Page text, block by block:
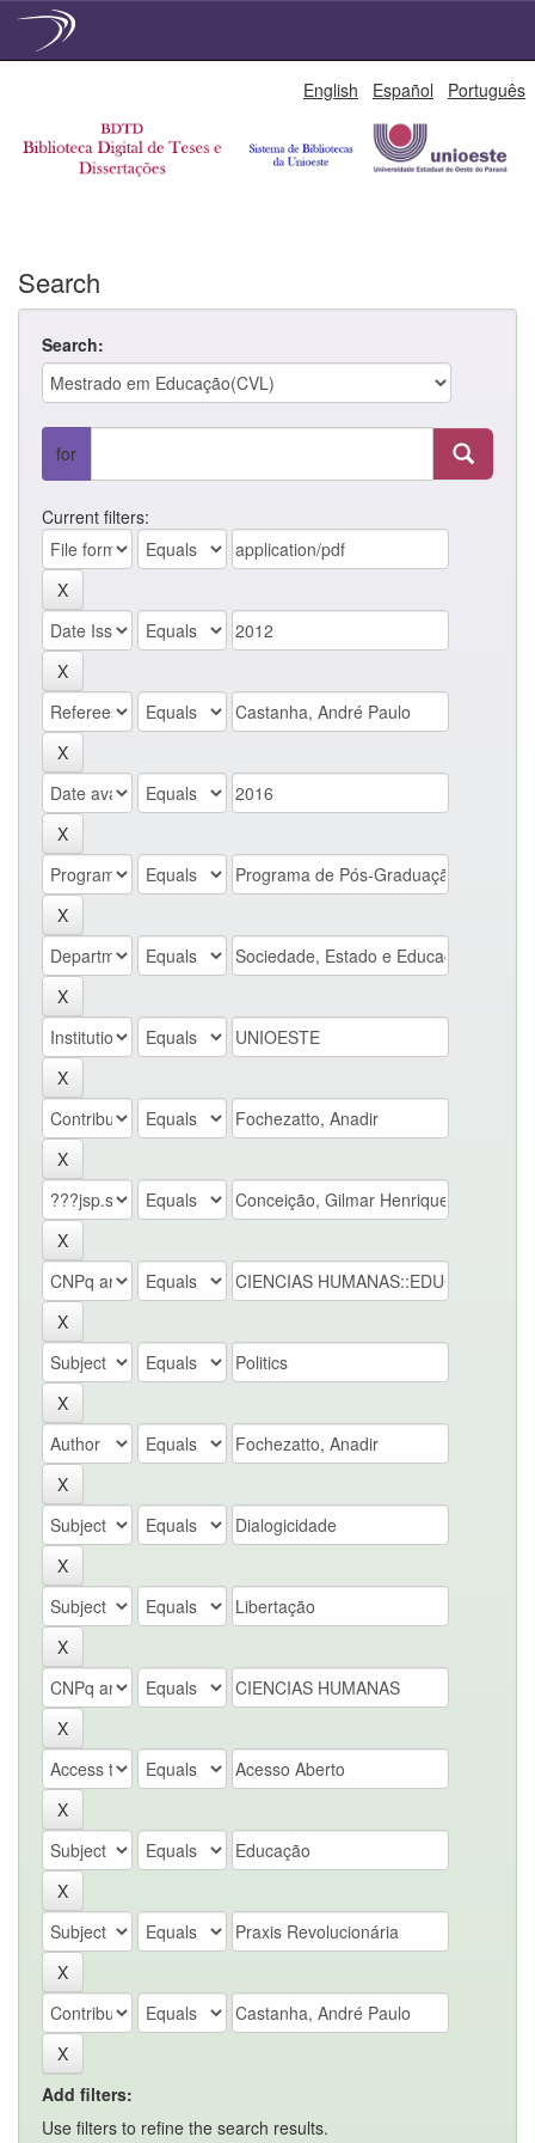
English Español Português
Search
Search:
for
Current filters:
Add filters:
Use filters to refine the search results.